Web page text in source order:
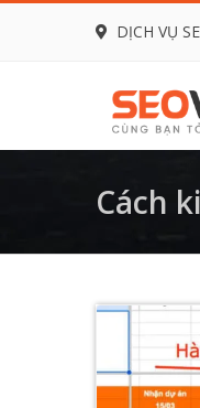
DỊCH VỤ
Cách